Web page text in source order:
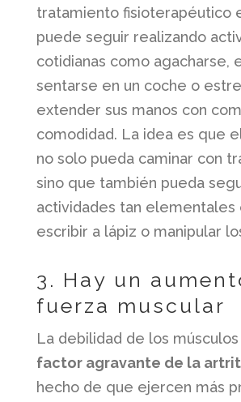
tratamiento fisioterapéutico
puede seguir realizando
cotidianas como agacharse,
sentarse en un coche o
extender sus manos con
comodidad. La idea es que
no solo pueda caminar con
sino que también pueda
actividades tan elementales
escribir a lápiz o manipular
3. Hay un
fuerza muscular
La debilidad de los
factor agravante de la
hecho de que ejercen más